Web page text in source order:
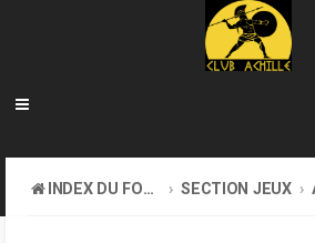
INDEX DU FORUM SECTION JEUX